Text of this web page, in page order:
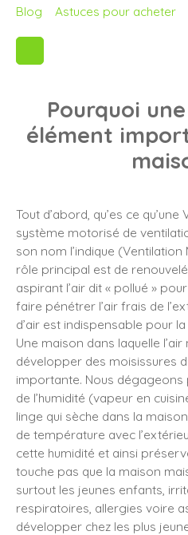
Blog Astuces pour acheter
Pourquoi
élément
Tout d’abord, qu’es ce qu’une
système motorisé de
son nom l’indique
rôle principal est de
aspirant l’air dit « pollué »
faire pénétrer l’air frais de
d’air est indispensable pour
Une maison dans laquelle
développer des moisissures
importante. Nous
de l’humidité (vapeur en
linge qui sèche dans la
de température avec
cette humidité et ainsi
touche pas que la maison
surtout les jeunes enfants,
respiratoires, allergies voire
développer chez les plus